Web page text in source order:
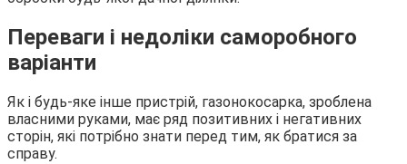
Переваги і недоліки саморобного
варіанти
Як і будь-яке інше пристрій, газонокосарка, зроблена
власними руками, має ряд позитивних і негативних
сторін, які потрібно знати перед тим, як братися за
справу.